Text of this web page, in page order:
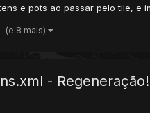
e pots ao passar pelo tile, e
(e 8 mais)
- Regeneração!